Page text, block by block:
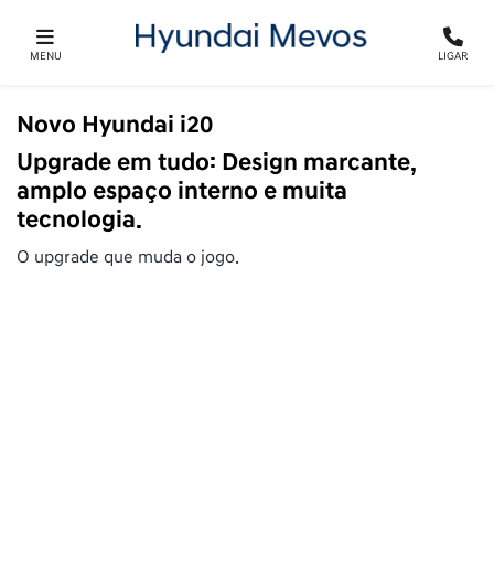
MENU LIGAR
Novo Hyundai i20
Upgrade em tudo: Design marcante,
amplo espaço interno e muita
tecnologia.
O upgrade que muda o jogo.